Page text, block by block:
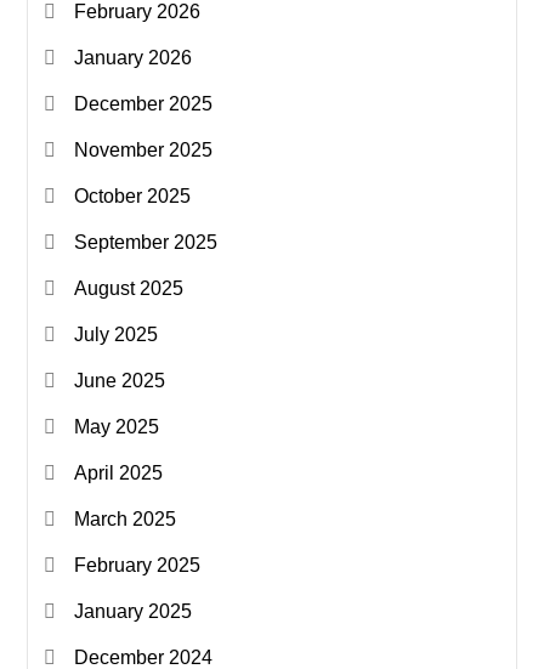
February 2026
January 2026
December 2025
November 2025
October 2025
September 2025
August 2025
July 2025
June 2025
May 2025
April 2025
March 2025
February 2025
January 2025
December 2024